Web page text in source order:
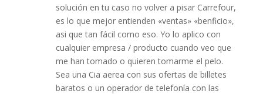
solución en tu caso no volver a pisar Carrefour,
es lo que mejor entienden «ventas» «benficio»,
asi que tan fácil como eso. Yo lo aplico con
cualquier empresa / producto cuando veo que
me han tomado o quieren tomarme el pelo.
Sea una Cia aerea con sus ofertas de billetes
baratos o un operador de telefonía con las